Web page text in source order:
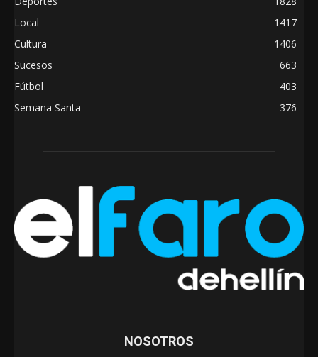
Local
1417
Cultura
1406
Sucesos
663
Fútbol
403
Semana Santa
376
NOSOTROS